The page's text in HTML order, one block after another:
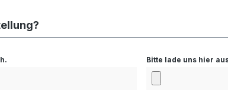
Bitte lade uns hier